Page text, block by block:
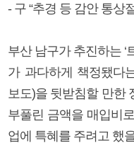
- 구 “추경 등 감안 통상
부산 남구가 추진하는 ‘
가 과다하게 책정됐다
보도)을 뒷받침할 만한
부풀린 금액을 매입비
업에 특혜를 주려고 했